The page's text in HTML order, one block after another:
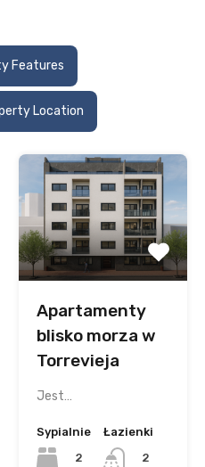
Features
Location
Apartamenty
blisko morza w
Torrevieja
Jest…
Sypialnie
2
Łazienki
2